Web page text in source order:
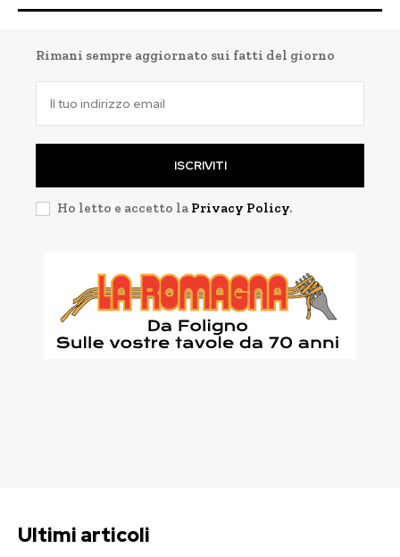
Rimani sempre aggiornato sui fatti del giorno
ISCRIVITI
Ho letto e accetto la Privacy Policy.
Ultimi articoli